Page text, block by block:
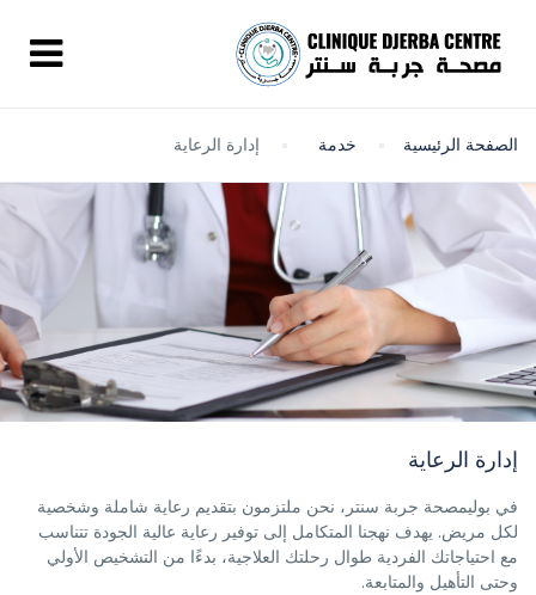
الصفحة الرئيسية خدمة إدارة الرعاية
إدارة الرعاية
في بوليمصحة جربة سنتر، نحن ملتزمون بتقديم رعاية شاملة وشخصية
لكل مريض. يهدف نهجنا المتكامل إلى توفير رعاية عالية الجودة تتناسب
مع احتياجاتك الفردية طوال رحلتك العلاجية، بدءًا من التشخيص الأولي
وحتى التأهيل والمتابعة.